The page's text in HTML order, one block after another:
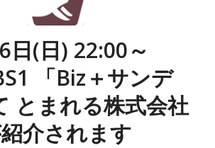
日(日) 22:00～
「Biz＋サンデ
とまれる株式会社
介されます